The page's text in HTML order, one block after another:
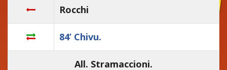
Rocchi
84’ Chivu.
All. Stramaccioni.